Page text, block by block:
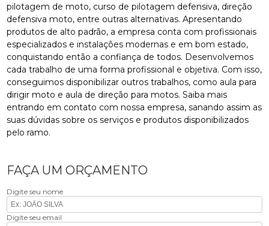
pilotagem de moto, curso de pilotagem defensiva, direção
defensiva moto, entre outras alternativas. Apresentando
produtos de alto padrão, a empresa conta com profissionais
especializados e instalações modernas e em bom estado,
conquistando então a confiança de todos. Desenvolvemos
cada trabalho de uma forma profissional e objetiva. Com isso,
conseguimos disponibilizar outros trabalhos, como aula para
dirigir moto e aula de direção para motos. Saiba mais
entrando em contato com nossa empresa, sanando assim as
suas dúvidas sobre os serviços e produtos disponibilizados
pelo ramo.
FAÇA UM ORÇAMENTO
Digite seu nome
Digite seu email